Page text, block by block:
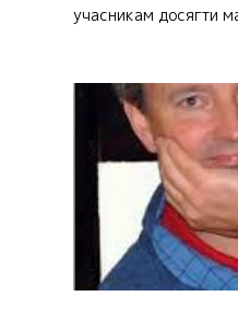
учасникам досягти